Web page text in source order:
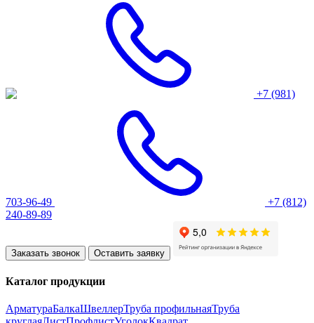
+7 (981)
703-96-49
+7 (812)
240-89-89
Заказать звонок Оставить заявку
Каталог продукции
АрматураБалкаШвеллерТруба профильнаяТруба